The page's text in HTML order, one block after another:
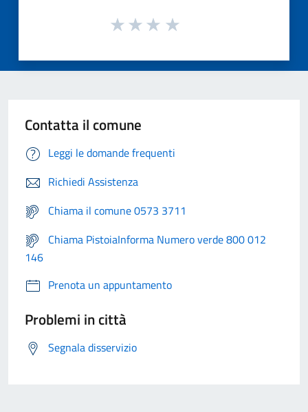
Contatta il comune
Leggi le domande frequenti
Richiedi Assistenza
Chiama il comune 0573 3711
Chiama PistoiaInforma Numero verde 800 012
146
Prenota un appuntamento
Problemi in città
Segnala disservizio